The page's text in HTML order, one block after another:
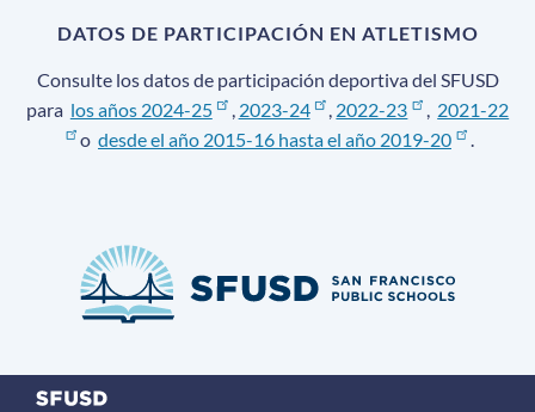
DATOS DE PARTICIPACIÓN EN ATLETISMO
Consulte los datos de participación deportiva del SFUSD
para los años 2024-25 , 2023-24 , 2022-23
2021-22
o desde el año 2015-16 hasta el año 2019-20 .